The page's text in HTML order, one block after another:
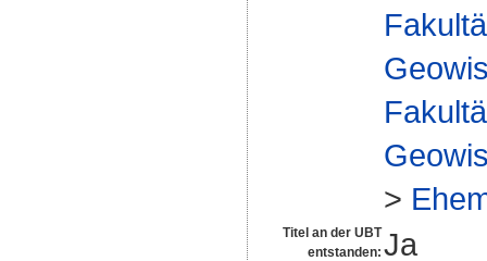
>
Titel an der UBT
entstanden: Ja